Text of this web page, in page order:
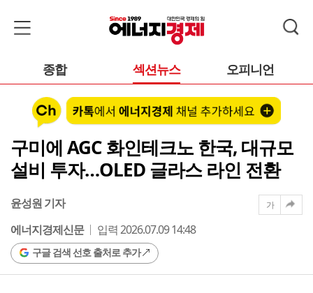
종합 섹션뉴스 오피니언
구미에 AGC 화인테크노 한국, 대규모
설비 투자…OLED 글라스 라인 전환
윤성원 기자
에너지경제신문
입력 2026.07.09 14:48
구글 검색 선호 출처로 추가
가